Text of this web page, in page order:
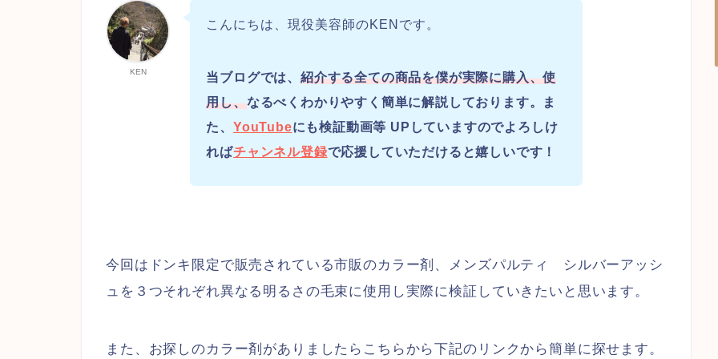
KEN
こんにちは、現役美容師のKENです。
当ブログでは、 紹介する全ての商品を僕が実際に購入、使
用し、なるべくわかりやすく簡単に解説しております。ま
た、 YouTubeにも検証動画等 UPしていますのでよろしけ
ればチャンネル登録で応援していただけると嬉しいです！
今回はドンキ限定で販売されている市販のカラー剤、メンズパルティ シルバーアッシ
ュを３つそれぞれ異なる明るさの毛束に使用し実際に検証していきたいと思います。
また、お探しのカラー剤がありましたらこちらから下記のリンクから簡単に探せます。